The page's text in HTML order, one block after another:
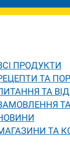
ПРОДУКТИ
ТА
ТА
ТА